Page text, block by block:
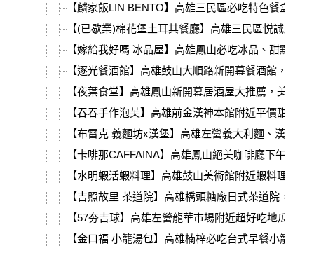
【麟家飯LIN BENTO】高雄三民區必吃特色餐盒，
【(已歇業)棉花堡土耳其餐廳】高雄三民區悦誠廣
【嫁給我好嗎 冰品屋】高雄鳳山必吃冰品、甜點，
【逐光餐酒館】高雄鼓山大順路新開幕餐酒館，推
【夜葉食堂】高雄鳳山新開幕居酒屋大推薦，美味
【吞吞手作泡芙】高雄前金漢神本館附近平價甜點
【布雷克 義麵坊x漢堡】高雄左營義大利麵、漢堡
【卡啡那CAFFAINA】高雄鳳山絕美咖啡廳下午茶
【水明蝦活蝦料理】高雄鼓山美術館附近蝦料理推
【吉照故里 茶道院】高雄橋頭糖廠日式茶道院，翻
【57夯吉球】高雄左營龍華市場附近超好吃地瓜球
【金口福 小籠湯包】高雄楠梓必吃台式早餐小籠包